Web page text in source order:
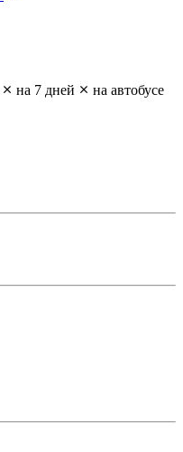
на 7 дней
на автобусе